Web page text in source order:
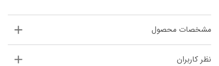
مشخصات محصول
نظر کاربران